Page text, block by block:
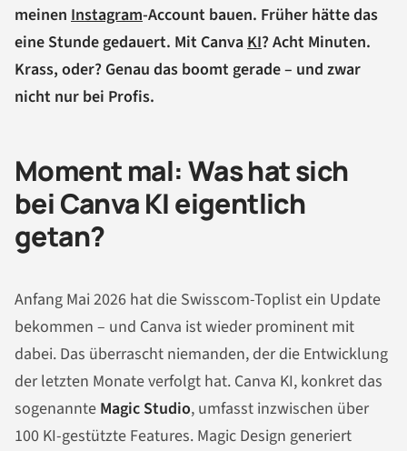
meinen Instagram-Account bauen. Früher hätte das
eine Stunde gedauert. Mit Canva KI? Acht Minuten.
Krass, oder? Genau das boomt gerade – und zwar
nicht nur bei Profis.
Moment mal: Was hat sich
bei Canva KI eigentlich
getan?
Anfang Mai 2026 hat die Swisscom-Toplist ein Update
bekommen – und Canva ist wieder prominent mit
dabei. Das überrascht niemanden, der die Entwicklung
der letzten Monate verfolgt hat. Canva KI, konkret das
sogenannte Magic Studio, umfasst inzwischen über
100 KI-gestützte Features. Magic Design generiert